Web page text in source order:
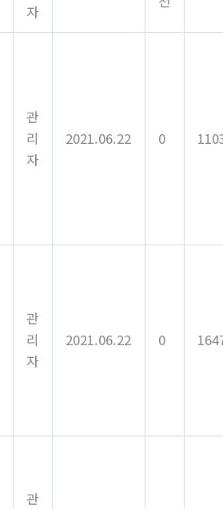
자
관
리
자
2021.06.22 0
관
리
자
2021.06.22 0
관